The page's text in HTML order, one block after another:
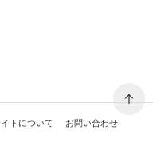
トについて お問い合わせ